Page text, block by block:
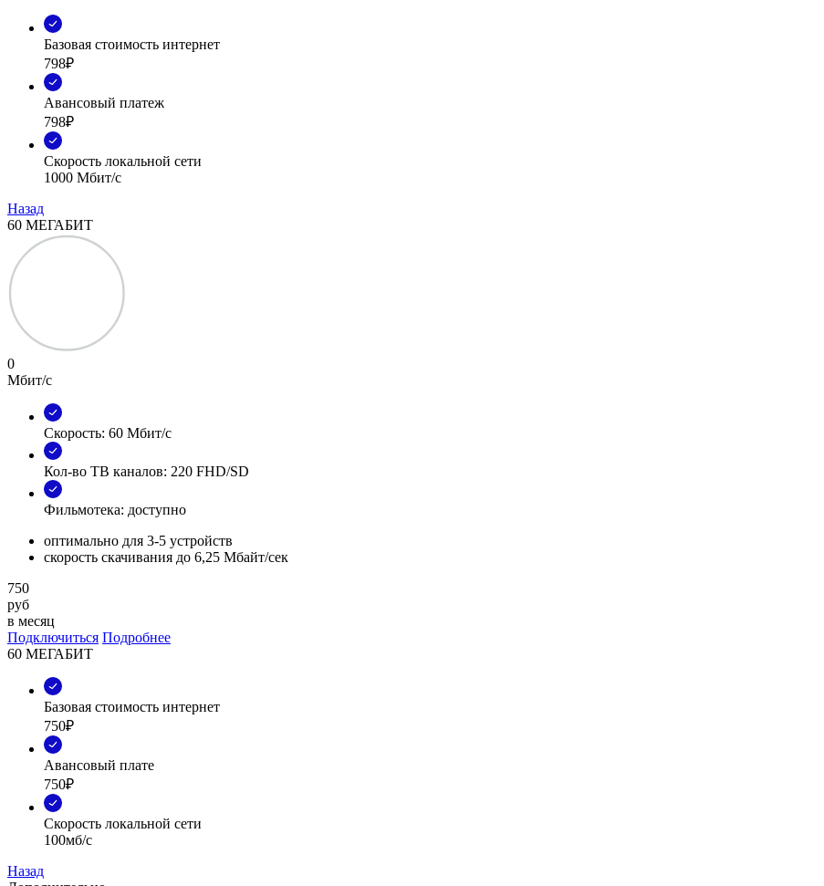
Базовая стоимость интернет
798₽
Авансовый платеж
798₽
Скорость локальной сети
1000 Мбит/с
Назад
60 МЕГАБИТ
0
Мбит/с
Скорость: 60 Мбит/с
Кол-во ТВ каналов: 220 FHD/SD
Фильмотека: доступно
оптимально для 3-5 устройств
скорость скачивания до 6,25 Мбайт/сек
750
руб
в месяц
Подключиться Подробнее
60 МЕГАБИТ
Базовая стоимость интернет
750₽
Авансовый плате
750₽
Скорость локальной сети
100мб/с
Назад